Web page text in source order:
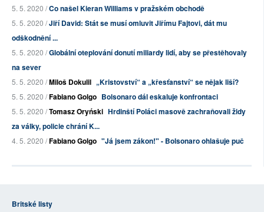
5. 5. 2020 /Co našel Kieran Williams v pražském obchodě
5. 5. 2020 /Jiří David: Stát se musí omluvit Jiřímu Fajtovi, dát mu
odškodnění ...
5. 5. 2020 /Globální oteplování donutí miliardy lidí, aby se přestěhovaly
na sever
5. 5. 2020 /Miloš Dokulil „Kristovství“ a „křesťanství“ se nějak liší?
5. 5. 2020 /Fabiano Golgo Bolsonaro dál eskaluje konfrontaci
5. 5. 2020 /Tomasz Oryński Hrdinští Poláci masově zachraňovali židy
za války, policie chrání K...
4. 5. 2020 /Fabiano Golgo "Já jsem zákon!" - Bolsonaro ohlašuje puč
Britské listy